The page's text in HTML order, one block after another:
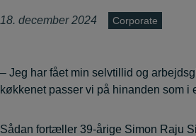
18. december 2024 Corporate
– Jeg har fået min selvtillid og
køkkenet passer vi på hinanden som i
Sådan fortæller 39-årige Simon Raju